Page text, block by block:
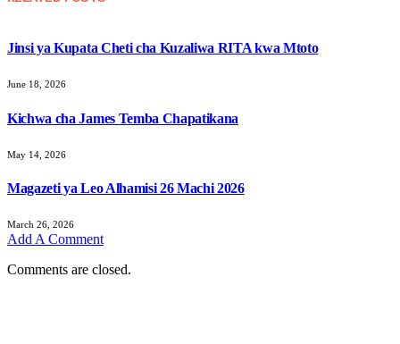
Jinsi ya Kupata Cheti cha Kuzaliwa RITA kwa Mtoto
June 18, 2026
Kichwa cha James Temba Chapatikana
May 14, 2026
Magazeti ya Leo Alhamisi 26 Machi 2026
March 26, 2026
Add A Comment
Comments are closed.